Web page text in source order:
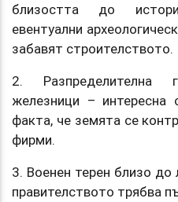
близостта до
евентуални
забавят строителството.
2. Разпределителна
железници – интересна
факта, че земята се
фирми.
3. Военен терен близо
правителството трябва